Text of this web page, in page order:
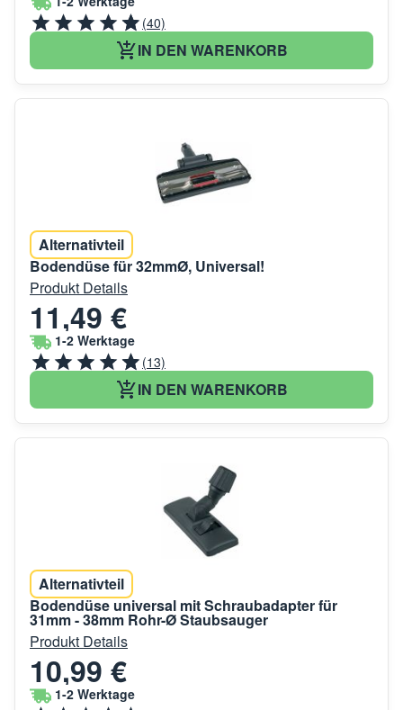
(40)
IN DEN WARENKORB
Alternativteil
Bodendüse für 32mmØ, Universal!
Produkt Details
11,49 €
1-2 Werktage
(13)
IN DEN WARENKORB
Alternativteil
Bodendüse universal mit Schraubadapter für
31mm - 38mm Rohr-Ø Staubsauger
Produkt Details
10,99 €
1-2 Werktage